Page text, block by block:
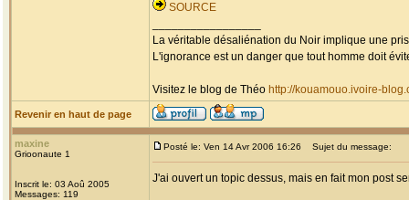
SOURCE
La véritable désaliénation du Noir implique une
L'ignorance est un danger que tout homme doit
Visitez le blog de Théo http://kouamouo.ivoire-
Revenir en haut de page
maxine
Grioonaute 1
Inscrit le: 03 Aoû 2005
Messages: 119
Posté le: Ven 14 Avr 2006 16:26 Sujet du message:
J'ai ouvert un topic dessus, mais en fait mon post